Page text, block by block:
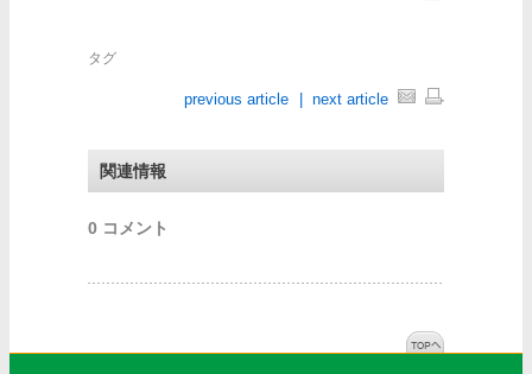
タグ
previous article next article
関連情報
0 コメント